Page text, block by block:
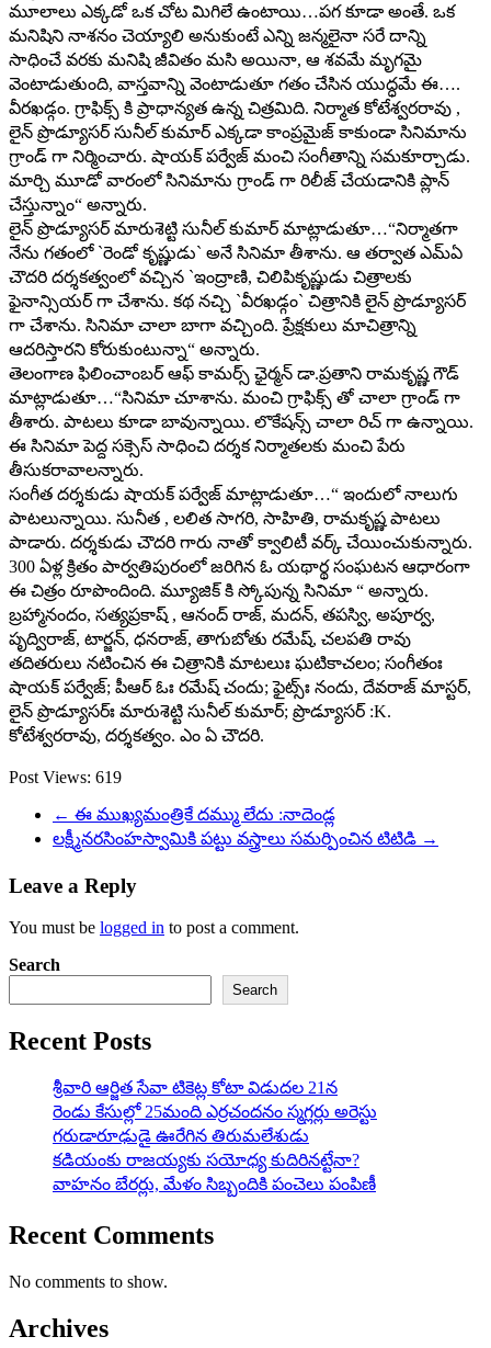
మూలాలు ఎక్కడో ఒక చోట మిగిలే ఉంటాయి…పగ కూడా అంతే. ఒక
మనిషిని నాశనం చెయ్యాలి అనుకుంటే ఎన్ని జన్మలైనా సరే దాన్ని
సాధించే వరకు మనిషి జీవితం మసి అయినా, ఆ శవమే మృగమై
వెంటాడుతుంది, వాస్తవాన్ని వెంటాడుతూ గతం చేసిన యుద్ధమే ఈ….
వీరఖడ్గం. గ్రాఫిక్స్ కి ప్రాధాన్య‌త ఉన్న చిత్ర‌మిది. నిర్మాత కోటేశ్వ‌ర‌రావు ,
లైన్ ప్రొడ్యూస‌ర్ సునీల్ కుమార్ ఎక్క‌డా కాంప్ర‌మైజ్ కాకుండా సినిమాను
గ్రాండ్ గా నిర్మించారు. షాయ‌క్ ప‌ర్వేజ్ మంచి సంగీతాన్ని స‌మ‌కూర్చాడు.
మార్చి మూడో వారంలో సినిమాను గ్రాండ్ గా రిలీజ్ చేయ‌డానికి ప్లాన్
చేస్తున్నాం“ అన్నారు.
లైన్ ప్రొడ్యూస‌ర్ మారుశెట్టి సునీల్ కుమార్ మాట్లాడుతూ…“నిర్మాతగా
నేను గ‌తంలో `రెండో కృష్ణుడు` అనే సినిమా తీశాను. ఆ త‌ర్వాత ఎమ్ఏ
చౌద‌రి ద‌ర్శ‌క‌త్వంలో వ‌చ్చిన `ఇంద్రాణి, చిలిపికృష్ణుడు చిత్రాల‌కు
ఫైనాన్సియ‌ర్ గా చేశాను. క‌థ న‌చ్చి `వీర‌ఖ‌డ్గం` చిత్రానికి లైన్ ప్రొడ్యూస‌ర్
గా చేశాను. సినిమా చాలా బాగా వ‌చ్చింది. ప్రేక్ష‌కులు మాచిత్రాన్ని
ఆద‌రిస్తార‌ని కోరుకుంటున్నా“ అన్నారు.
తెలంగాణ ఫిలించాంబ‌ర్ ఆఫ్ కామ‌ర్స్ ఛైర్మ‌న్ డా.ప్ర‌తాని రామ‌కృష్ణ గౌడ్
మాట్లాడుతూ…“సినిమా చూశాను. మంచి గ్రాఫిక్స్ తో చాలా గ్రాండ్ గా
తీశారు. పాట‌లు కూడా బావున్నాయి. లొకేష‌న్స్ చాలా రిచ్ గా ఉన్నాయి.
ఈ సినిమా పెద్ద స‌క్సెస్ సాధించి ద‌ర్శ‌క నిర్మాత‌ల‌కు మంచి పేరు
తీసుక‌రావాల‌న్నారు.
సంగీత ద‌ర్శ‌కుడు షాయ‌క్ ప‌ర్వేజ్ మాట్లాడుతూ…“ ఇందులో నాలుగు
పాట‌లున్నాయి. సునీత , లలిత సాగ‌రి, సాహితి, రామ‌కృష్ణ పాట‌లు
పాడారు. ద‌ర్శ‌కుడు చౌద‌రి గారు నాతో క్వాలిటీ వ‌ర్క్ చేయించుకున్నారు.
300 ఏళ్ల క్రితం పార్వ‌తిపురంలో జ‌రిగిన ఓ య‌థార్థ సంఘ‌ట‌న ఆధారంగా
ఈ చిత్రం రూపొందింది. మ్యూజిక్ కి స్కోపున్న సినిమా “ అన్నారు.
బ్రహ్మానందం, సత్యప్రకాష్ , ఆనంద్ రాజ్, మదన్, తపస్వి, అపూర్వ,
పృద్విరాజ్, టార్జన్, ధనరాజ్, తాగుబోతు రమేష్, చలపతి రావు
తదితరులు నటించిన ఈ చిత్రానికి మాట‌లుః ఘ‌టికాచ‌లం; సంగీతంః
షాయ‌క్ ప‌ర్వేజ్‌; పీఆర్ ఓః ర‌మేష్ చందు; ఫైట్స్ః నందు, దేవరాజ్ మాస్టర్,
లైన్ ప్రొడ్యూస‌ర్ః మారుశెట్టి సునీల్ కుమార్‌; ప్రొడ్యూసర్ :K.
కోటేశ్వరరావు, దర్శకత్వం. ఎం ఏ చౌదరి.
Post Views: 619
← ఈ ముఖ్యమంత్రికే దమ్ము లేదు :నాదెండ్ల
లక్ష్మీనరసింహస్వామికి పట్టు వస్త్రాలు సమర్పించిన టిటిడి →
Leave a Reply
You must be logged in to post a comment.
Search
Search
Recent Posts
శ్రీవారి ఆర్జిత సేవా టికెట్ల కోటా విడుదల 21న
రెండు కేసుల్లో 25మంది ఎర్రచందనం స్మగ్లర్లు అరెస్టు
గరుడారూఢుడై ఊరేగిన తిరుమలేశుడు
కడియంకు రాజయ్యకు సయోధ్య కుదిరినట్టేనా?
వాహ‌నం బేర‌ర్లు, మేళం సిబ్బందికి పంచెలు పంపిణీ
Recent Comments
No comments to show.
Archives